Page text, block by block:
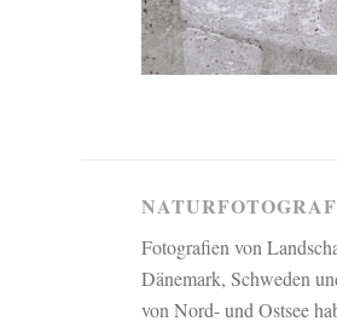
Fotografien von
Dänemark, Schweden
von Nord- und Ostsee